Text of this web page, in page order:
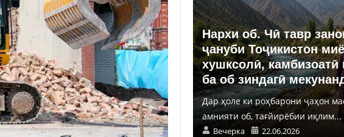
Нархи об. Чӣ тавр
ҷануби Тоҷикистон
хушксолӣ, камбизоатӣ
ба об зиндагӣ
Дар ҳоле ки роҳбарони ҷаҳон
амнияти об, тағйирёбии иқлим...
Вечерка 22.06.2026